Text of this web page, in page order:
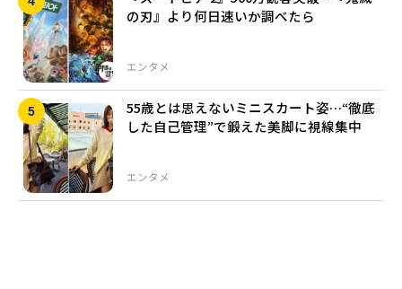
エンタメ
の刃』より何日速いか調べたら
エンタメ
55歳とは思えないミニスカート姿…“徹底
した自己管理”で鍛えた美脚に視線集中